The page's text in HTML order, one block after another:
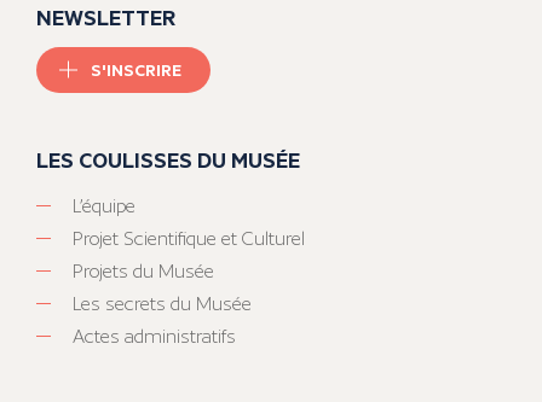
NEWSLETTER
S'INSCRIRE
LES COULISSES DU MUSÉE
L’équipe
Projet Scientifique et Culturel
Projets du Musée
Les secrets du Musée
Actes administratifs